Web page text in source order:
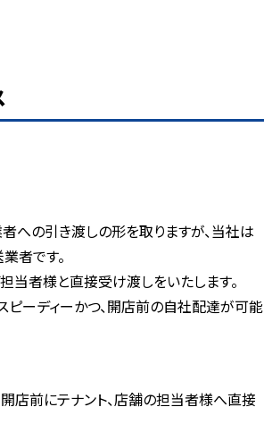
の引き渡しの形を取りますが、当社は
者です。
当者様と直接受け渡しをいたします。
ーディーかつ、開店前の自社配達が可能
店前にテナント、店舗の担当者様へ直接